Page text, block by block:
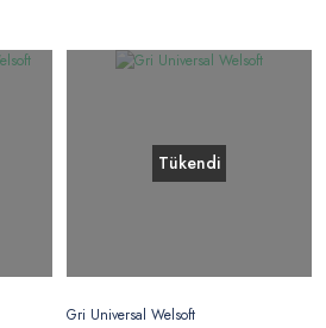
Tükendi
Gri Universal Welsoft